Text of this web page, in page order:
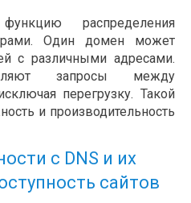
распределения
Один домен может
с различными адресами.
запросы между
перегрузку. Такой
и производительность
с DNS и их
сайтов